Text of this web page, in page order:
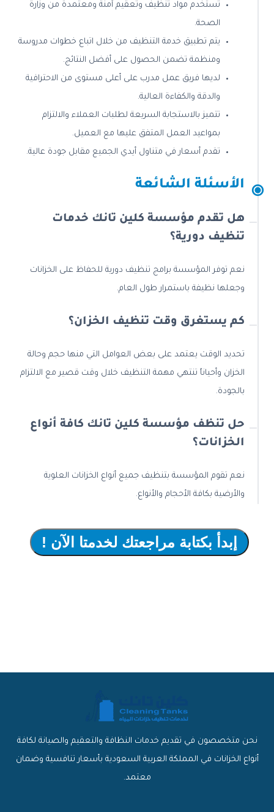
تستخدم مواد تنظيف وتعقيم آمنة ومعتمدة من وزارة
الصحة.
يتم تطبيق خدمة التنظيف من خلال اتباع خطوات مدروسة
ومنظمة تضمن الحصول على أفضل النتائج.
لديها فريق عمل مدرب على أعلى مستوى من الاحترافية
والدقة والكفاءة العالية.
تتميز بالاستجابة السريعة لطلبات العملاء والالتزام
بمواعيد العمل المتفق عليها مع العميل.
تقدم أسعار في متناول أيدي الجميع مقابل جودة عالية.
الأسئلة الشائعة
هل تقدم مؤسسة كلين تانك خدمات
تنظيف دورية؟
نعم توفر المؤسسة برامج تنظيف دورية للحفاظ على الخزانات
وجعلها نظيفة باستمرار طول العام.
كم يستغرق وقت تنظيف الخزان؟
تحديد الوقت يعتمد على بعض العوامل التي منها حجم وحالة
الخزان وأحياناً تنتهي مهمة التنظيف خلال وقت قصير مع الالتزام
بالجودة.
حل تنظف مؤسسة كلين تانك كافة أنواع
الخزانات؟
نعم تقوم المؤسسة بتنظيف جميع أنواع الخزانات العلوية
والأرضية بكافة الأحجام والأنواع.
إبدأ بكتابة مراجعتك لخدمتا الآن !
نحن متخصصون في تقديم خدمات النظافة والتعقيم والصيانة لكافة
أنواع الخزانات في المملكة العربية السعودية بأسعار تنافسية وضمان
معتمد.